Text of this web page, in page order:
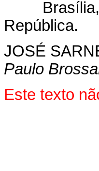
Brasília,
República.
JOSÉ
Paulo
Este texto